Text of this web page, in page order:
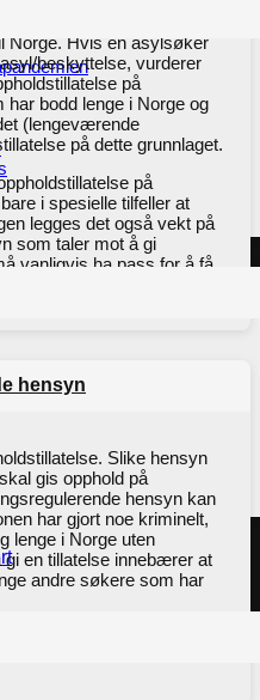
av sterke menneskelige
Norge. Hvis en asylsøker
beskyttelse, vurderer
på
bodd lenge i Norge og
(lengeværende
på dette grunnlaget.
på
i spesielle tilfeller at
legges det også vekt på
som taler mot å gi
vanligvis ha pass for å få
hensyn
Slike hensyn
gis opphold på
hensyn kan
har gjort noe kriminelt,
lenge i Norge uten
gi en tillatelse innebærer at
andre søkere som har
på asyl/beskyttelse er